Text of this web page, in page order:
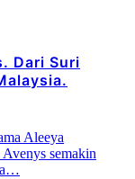
Dari Suri
Aleeya
semakin